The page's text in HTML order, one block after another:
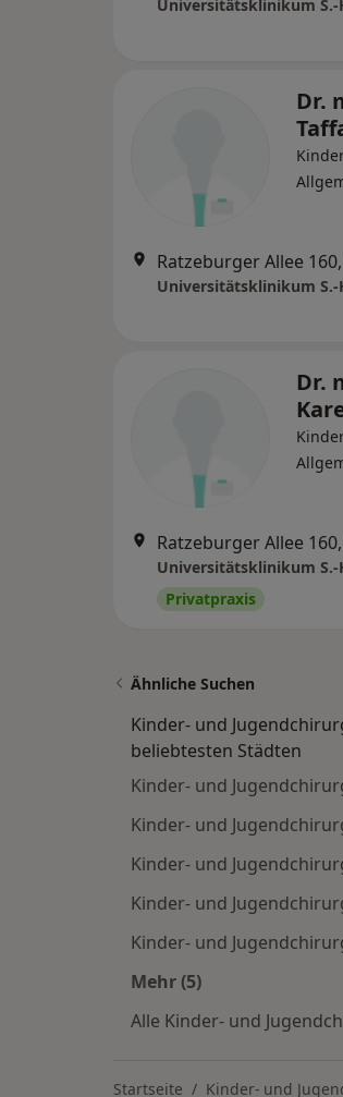
Dr.
Ratzeburger Allee
Dr.
Ratzeburger Allee
Privatpraxis
Ähnliche Suchen
Kinder- und
beliebtesten Städten
Kinder- und
Kinder- und
Kinder- und
Kinder- und
Kinder- und
Mehr (5)
Alle Kinder- und
Startseite Kinder- und